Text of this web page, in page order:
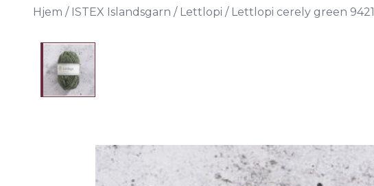
Hjem / ISTEX Islandsgarn / Lettlopi / Lettlopi cerely green 9421